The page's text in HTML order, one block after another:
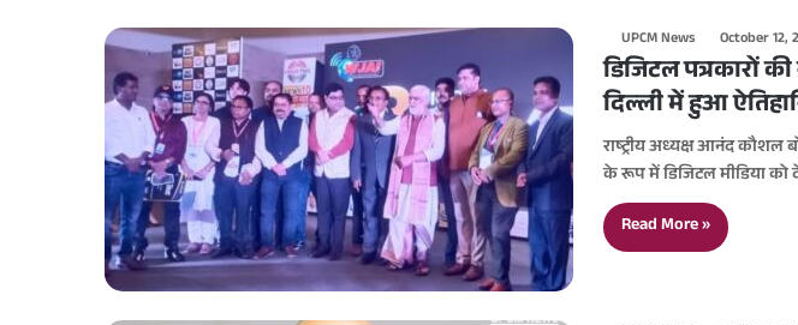
UPCM News October 12,
डिजिटल पत्रकारों
दिल्ली में हुआ
राष्ट्रीय अध्यक्ष आनंद कौशल
के रूप में डिजिटल मीडिया
Read More »